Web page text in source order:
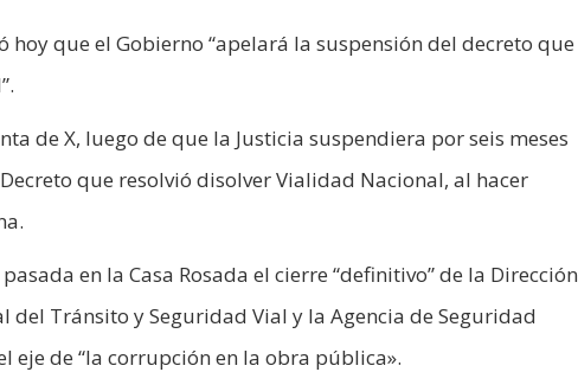
que el Gobierno “apelará la suspensión del decreto que
de X, luego de que la Justicia suspendiera por seis meses
que resolvió disolver Vialidad Nacional, al hacer
en la Casa Rosada el cierre “definitivo” de la Dirección
Tránsito y Seguridad Vial y la Agencia de Seguridad
eje de “la corrupción en la obra pública».